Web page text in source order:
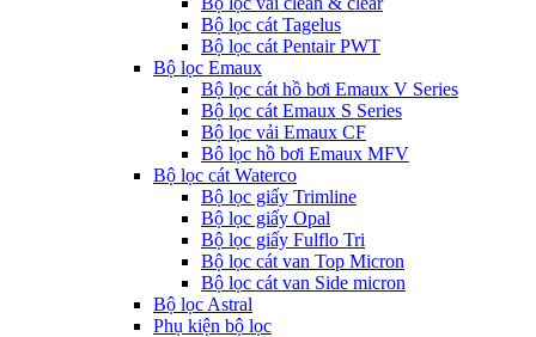
Bộ lọc cát Tagelus
Bộ lọc cát Pentair PWT
Bộ lọc Emaux
Bộ lọc cát hồ bơi Emaux V Series
Bộ lọc cát Emaux S Series
Bộ lọc vải Emaux CF
Bô lọc hồ bơi Emaux MFV
Bộ lọc cát Waterco
Bộ lọc giấy Trimline
Bộ lọc giấy Opal
Bộ lọc giấy Fulflo Tri
Bộ lọc cát van Top Micron
Bộ lọc cát van Side micron
Bộ lọc Astral
Phụ kiện bộ lọc